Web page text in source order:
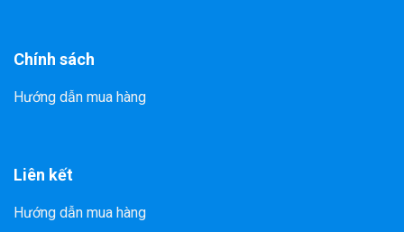
Chính sách
Hướng dẫn mua hàng
Liên kết
Hướng dẫn mua hàng